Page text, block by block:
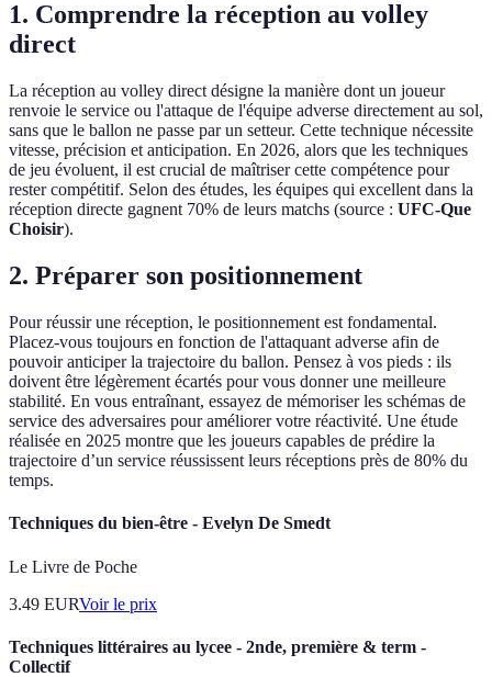
1. Comprendre la réception au volley
direct
La réception au volley direct désigne la manière dont un joueur
renvoie le service ou l'attaque de l'équipe adverse directement au sol,
sans que le ballon ne passe par un setteur. Cette technique nécessite
vitesse, précision et anticipation. En 2026, alors que les techniques
de jeu évoluent, il est crucial de maîtriser cette compétence pour
rester compétitif. Selon des études, les équipes qui excellent dans la
réception directe gagnent 70% de leurs matchs (source : UFC-Que
Choisir).
2. Préparer son positionnement
Pour réussir une réception, le positionnement est fondamental.
Placez-vous toujours en fonction de l'attaquant adverse afin de
pouvoir anticiper la trajectoire du ballon. Pensez à vos pieds : ils
doivent être légèrement écartés pour vous donner une meilleure
stabilité. En vous entraînant, essayez de mémoriser les schémas de
service des adversaires pour améliorer votre réactivité. Une étude
réalisée en 2025 montre que les joueurs capables de prédire la
trajectoire d’un service réussissent leurs réceptions près de 80% du
temps.
Techniques du bien-être - Evelyn De Smedt
Le Livre de Poche
3.49 EURVoir le prix
Techniques littéraires au lycee - 2nde, première & term -
Collectif